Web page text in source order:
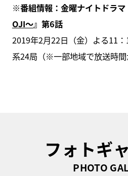
※番組情報：金曜ナイトドラマ
OJI～』第6話
2019年2月22日（金）よる11
系24局（※一部地域で放送時間
フォトギ
PHOTO